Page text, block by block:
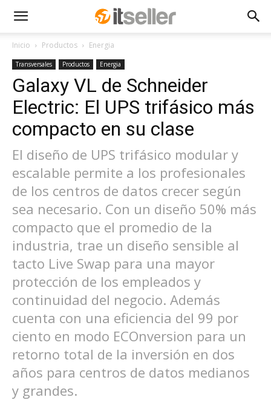
Inicio Productos Energia
Transversales Productos Energia
Galaxy VL de Schneider
Electric: El UPS trifásico más
compacto en su clase
El diseño de UPS trifásico modular y
escalable permite a los profesionales
de los centros de datos crecer según
sea necesario. Con un diseño 50% más
compacto que el promedio de la
industria, trae un diseño sensible al
tacto Live Swap para una mayor
protección de los empleados y
continuidad del negocio. Además
cuenta con una eficiencia del 99 por
ciento en modo ECOnversion para un
retorno total de la inversión en dos
años para centros de datos medianos
y grandes.